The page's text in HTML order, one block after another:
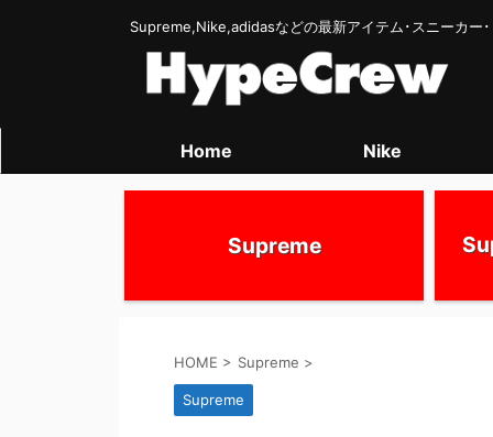
Supreme,Nike,adidasなどの最新アイテム･スニーカー
Home Nike
Supreme
HOME > Supreme >
Supreme